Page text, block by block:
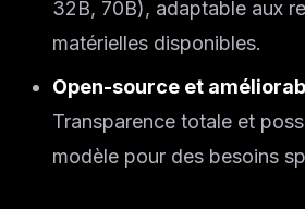
32B, 70B), adaptable aux
matérielles disponibles.
Open-source et
Transparence totale et
modèle pour des besoins